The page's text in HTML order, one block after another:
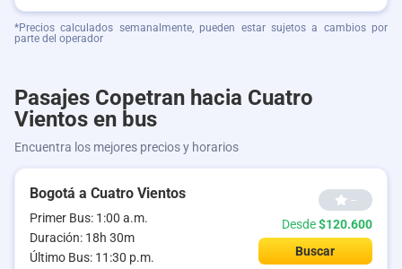
*Precios calculados semanalmente, pueden estar sujetos a cambios por
parte del operador
Pasajes Copetran hacia Cuatro
Vientos en bus
Encuentra los mejores precios y horarios
Bogotá a Cuatro Vientos
Primer Bus: 1:00 a.m.
Duración: 18h 30m
Último Bus: 11:30 p.m.
--
Desde$120.600
Buscar